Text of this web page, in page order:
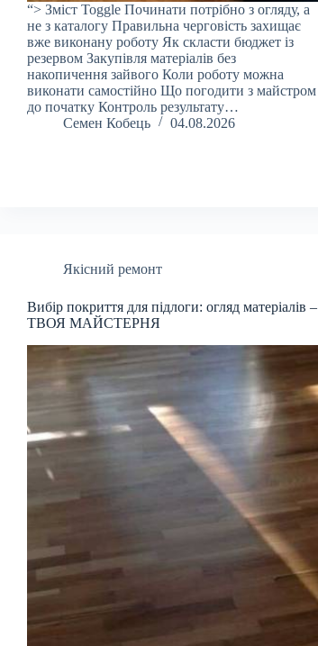
“> Зміст Toggle Починати потрібно з огляду, а
не з каталогу Правильна черговість захищає
вже виконану роботу Як скласти бюджет із
резервом Закупівля матеріалів без
накопичення зайвого Коли роботу можна
виконати самостійно Що погодити з майстром
до початку Контроль результату…
Семен Кобець
04.08.2026
Якісний ремонт
Вибір покриття для підлоги: огляд матеріалів –
ТВОЯ МАЙСТЕРНЯ